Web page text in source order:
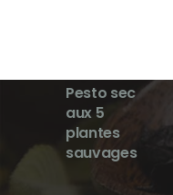
Pesto sec
aux 5
plantes
sauvages